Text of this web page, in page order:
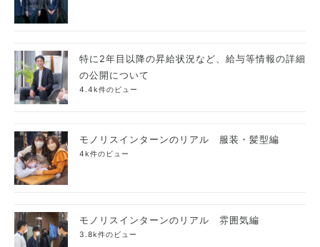
特に2年目以降の昇給状況など、給与等情報の詳細
の公開について
4.4k件のビュー
モノリスインターンのリアル 服装・髪型編
4k件のビュー
モノリスインターンのリアル 雰囲気編
3.8k件のビュー